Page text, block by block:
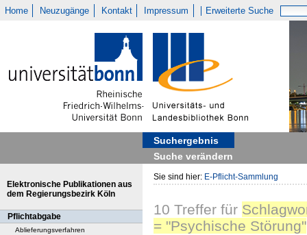
Home Neuzugänge Kontakt Impressum Erweiterte Suche
Suchergebnis
Suche verändern
Elektronische Publikationen aus
dem Regierungsbezirk Köln
Pflichtabgabe
Ablieferungsverfahren
Sie sind hier: E-Pflicht-Sammlung
10 Treffer für
= "Psychische Störung"